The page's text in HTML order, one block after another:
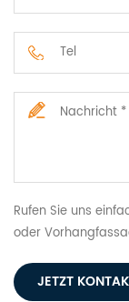
Rufen Sie uns
oder
JETZT